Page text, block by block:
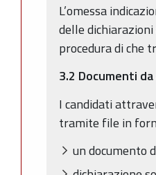
L’omessa
delle
procedura di che
3.2 Documenti
I candidati
tramite file in
un documento